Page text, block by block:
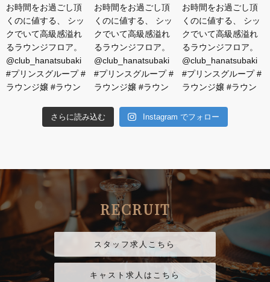
さらに読み込む Instagram でフォロー
RECRUIT
スタッフ求人こちら
キャスト求人はこちら